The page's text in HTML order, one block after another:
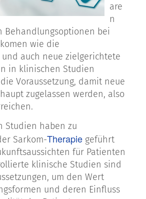
are
n
Behandlungsoptionen bei
wie die
auch neue zielgerichtete
in klinischen Studien
Voraussetzung, damit neue
zugelassen werden, also
Studien haben zu
Sarkom-Therapie geführt
für Patienten
klinische Studien sind
um den Wert
und deren Einfluss